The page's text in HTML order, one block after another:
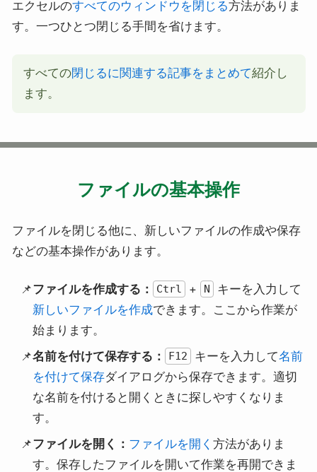
エクセルのすべてのウィンドウを閉じる方法がありま
す。一つひとつ閉じる手間を省けます。
すべての閉じるに関連する記事をまとめて紹介し
ます。
ファイルの基本操作
ファイルを閉じる他に、新しいファイルの作成や保存
などの基本操作があります。
ファイルを作成する： Ctrl + N
キーを入力して
新しいファイルを作成できます。ここから作業が
始まります。
名前を付けて保存する：
F12 キーを入力して名前
を付けて保存ダイアログから保存できます。適切
な名前を付けると開くときに探しやすくなりま
す。
ファイルを開く： ファイルを開く方法がありま
す。保存したファイルを開いて作業を再開できま